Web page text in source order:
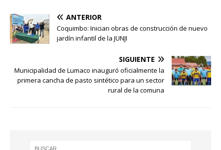
ANTERIOR
Coquimbo: Inician obras de construcción de nuevo
jardín infantil de la JUNJI
SIGUIENTE
Municipalidad de Lumaco inauguró oficialmente la
primera cancha de pasto sintético para un sector
rural de la comuna